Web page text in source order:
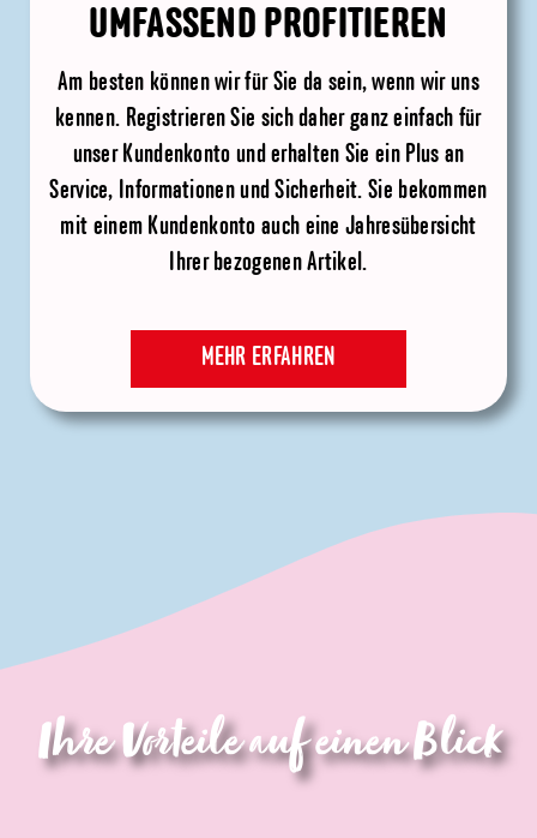
UMFASSEND PROFITIEREN
Am besten können wir für Sie da sein, wenn wir uns
kennen. Registrieren Sie sich daher ganz einfach für
unser Kundenkonto und erhalten Sie ein Plus an
Service, Informationen und Sicherheit. Sie bekommen
mit einem Kundenkonto auch eine Jahresübersicht
Ihrer bezogenen Artikel.
MEHR ERFAHREN
Ihre Vorteile auf einen Blick